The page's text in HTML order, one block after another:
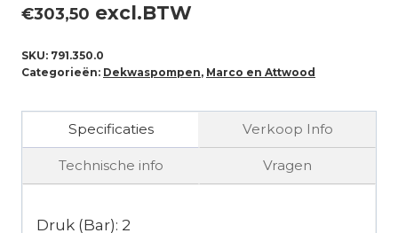
€303,50 excl.BTW
SKU: 791.350.0
Categorieën: Dekwaspompen, Marco en Attwood
Specificaties Verkoop Info
Technische info Vragen
Druk (Bar): 2